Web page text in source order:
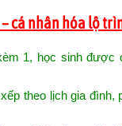
cá nhân hóa lộ
1, học sinh được
theo lịch gia đình,